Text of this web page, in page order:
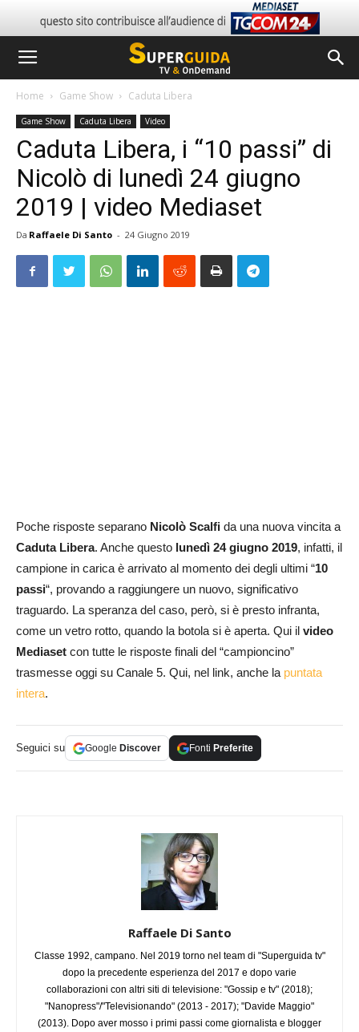
Home Game Show Caduta Libera
Game Show Caduta Libera Video
Caduta Libera, i “10 passi” di
Nicolò di lunedì 24 giugno
2019 | video Mediaset
Da Raffaele Di Santo - 24 Giugno 2019
Poche risposte separano Nicolò Scalfi da una nuova vincita a
Caduta Libera. Anche questo lunedì 24 giugno 2019, infatti, il
campione in carica è arrivato al momento dei degli ultimi “10
passi“, provando a raggiungere un nuovo, significativo
traguardo. La speranza del caso, però, si è presto infranta,
come un vetro rotto, quando la botola si è aperta. Qui il video
Mediaset con tutte le risposte finali del “campioncino”
trasmesse oggi su Canale 5. Qui, nel link, anche lapuntata
intera.
Seguici su Google Discover Fonti Preferite
Raffaele Di Santo
Classe 1992, campano. Nel 2019 torno nel team di "Superguida tv"
dopo la precedente esperienza del 2017 e dopo varie
collaborazioni con altri siti di televisione: "Gossip e tv" (2018);
"Nanopress"/"Televisionando" (2013 - 2017); "Davide Maggio"
(2013). Dopo aver mosso i primi passi come giornalista e blogger